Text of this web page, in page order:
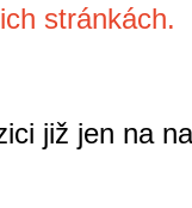
stránkách.
již jen na